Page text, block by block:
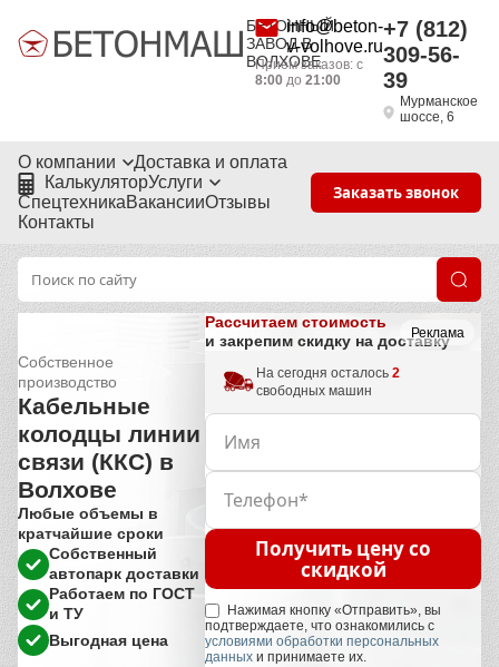
БЕТОННЫЙ
ЗАВОД В
ВОЛХОВЕ
info@beton-
v-volhove.ru
Приём заказов: с
8:00до 21:00
+7 (812)
309-56-
39
Мурманское
шоссе, 6
О компании
Доставка и оплата
КалькуляторУслуги
СпецтехникаВакансииОтзывы
Контакты
Заказать звонок
Реклама
Собственное
производство
Кабельные
колодцы линии
связи (ККС) в
Волхове
Любые объемы в
кратчайшие сроки
Собственный
автопарк доставки
Работаем по ГОСТ
и ТУ
Выгодная цена
Рассчитаем стоимость
и закрепим скидку на доставку
На сегодня осталось 2
свободных машин
Получить цену со
скидкой
Нажимая кнопку «Отправить», вы
подтверждаете, что ознакомились с
условиями обработки персональных
данных и принимаете их.